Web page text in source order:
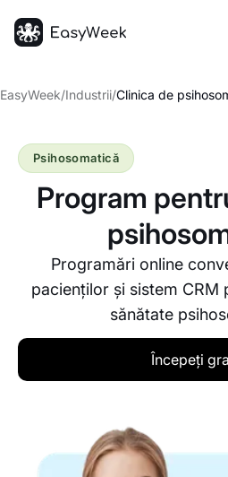
EasyWeek/Industrii/Clinica de
Program
Programări online
pacienților și sistem CRM
sănătate
Psihosomatică
Începeți